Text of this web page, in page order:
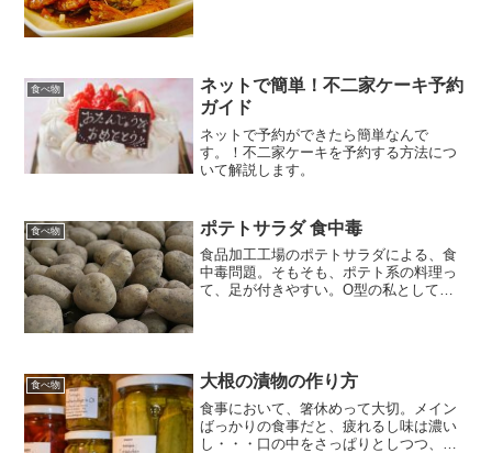
食べ物
ネットで簡単！不二家ケーキ予約
ガイド
ネットで予約ができたら簡単なんで
す。！不二家ケーキを予約する方法につ
いて解説します。
食べ物 ポテトサラダ 食中毒
食品加工工場のポテトサラダによる、食
中毒問題。そもそも、ポテト系の料理っ
て、足が付きやすい。O型の私として
食べ物 大根の漬物の作り方
食事において、箸休めって大切。メイン
ばっかりの食事だと、疲れるし味は濃い
し・・・口の中をさっぱりとしつつ、味